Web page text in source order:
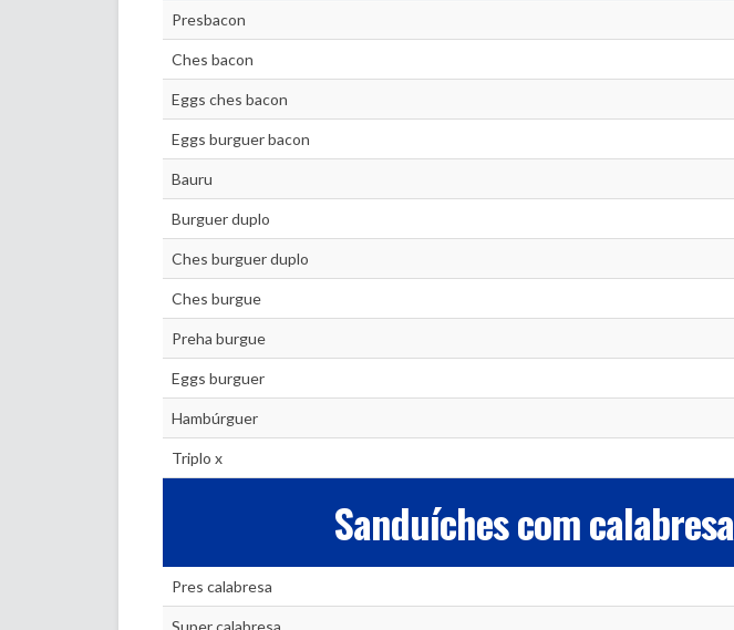
Presbacon
Ches bacon
Eggs ches bacon
Eggs burguer bacon
Bauru
Burguer duplo
Ches burguer duplo
Ches burgue
Preha burgue
Eggs burguer
Hambúrguer
Triplo x
Sanduíches com calabresa
Pres calabresa
Super calabresa